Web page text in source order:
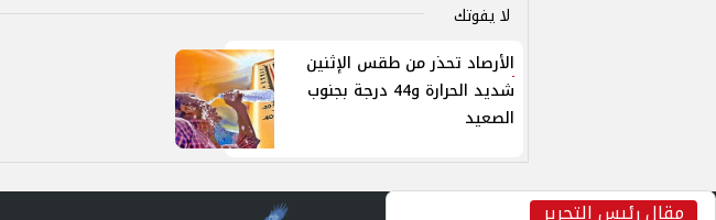
لا يفوتك
الأرصاد تحذر من طقس الإثنين
شديد الحرارة و44 درجة بجنوب
الصعيد
مقال رئيس التحرير